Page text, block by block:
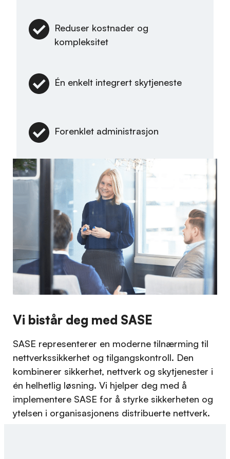
Reduser kostnader og
kompleksitet
Én enkelt integrert skytjeneste
Forenklet administrasjon
Vi bistår deg med SASE
SASE representerer en moderne tilnærming til
nettverkssikkerhet og tilgangskontroll. Den
kombinerer sikkerhet, nettverk og skytjenester i
én helhetlig løsning. Vi hjelper deg med å
implementere SASE for å styrke sikkerheten og
ytelsen i organisasjonens distribuerte nettverk.